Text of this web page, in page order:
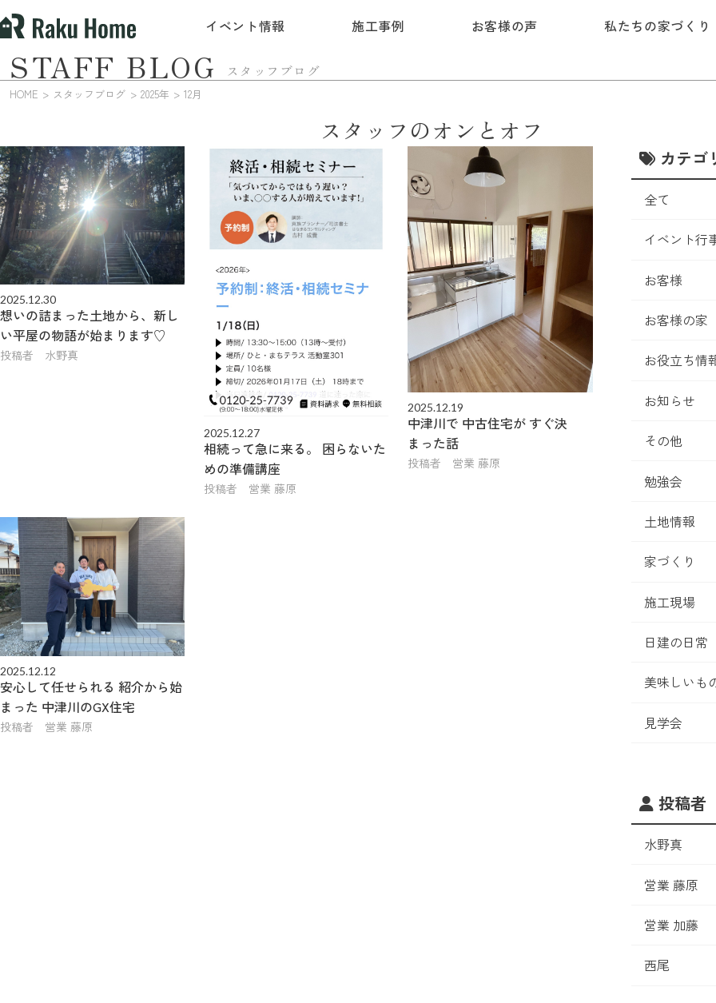
イベント情報 施工事例 お客様の声 私たちの家づくり
スタッフブログ
STAFF BLOG
HOME スタッフブログ 2025年 12月
スタッフのオンとオフ
2025.12.30
想いの詰まった土地から、新し
い平屋の物語が始まります♡
投稿者 水野真
2025.12.27
相続って急に来る。 困らないた
めの準備講座
投稿者 営業 藤原
2025.12.19
中津川で 中古住宅が すぐ決
まった話
投稿者 営業 藤原
2025.12.12
安心して任せられる 紹介から始
まった 中津川のGX住宅
投稿者 営業 藤原
カテゴ
全て
イベント行
お客様
お客様の家
お役立ち情
お知らせ
その他
勉強会
土地情報
家づくり
施工現場
日建の日常
美味しいも
見学会
投稿者
水野真
営業 藤原
営業 加藤
西尾